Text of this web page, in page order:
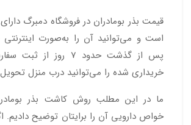
قیمت بذر بومادران در فروشگاه دمبرگ
است و می‌توانید آن را به‌صورت اینترنتی
پس از گذشت حدود 7 روز
خریداری شده را می‌توانید درب منزل تحویل
ما در این مطلب روش کاشت بذر
خواص دارویی آن را برایتان توضیح دادیم.